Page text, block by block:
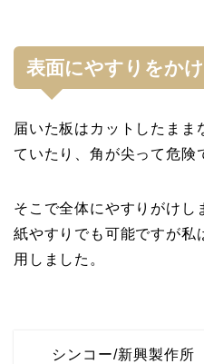
表面にやすりをか
届いた板はカットしたまま
ていたり、角が尖って危険
そこで全体にやすりがけし
紙やすりでも可能ですが私
用しました。
シンコー/新興製作